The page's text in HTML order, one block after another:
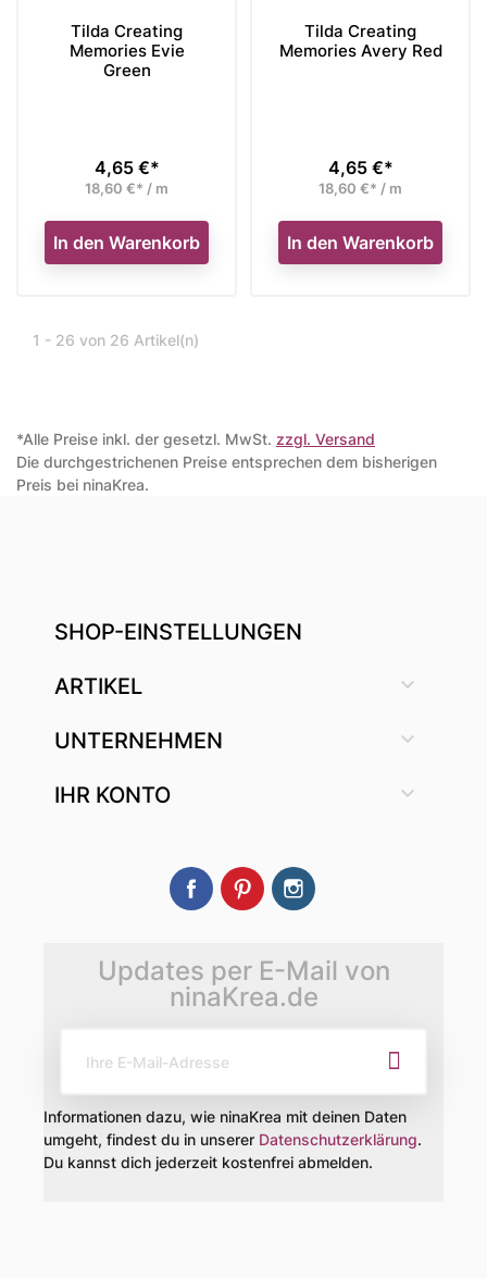
Tilda Creating
Memories Evie
Green
Preis
4,65 €*
18,60 €* / m
In den Warenkorb
Tilda Creating
Memories Avery Red
Preis
4,65 €*
18,60 €* / m
In den Warenkorb
1 - 26 von 26 Artikel(n)
*Alle Preise inkl. der gesetzl. MwSt. zzgl. Versand
Die durchgestrichenen Preise entsprechen dem bisherigen
Preis bei ninaKrea.
SHOP-EINSTELLUNGEN
ARTIKEL 
UNTERNEHMEN 
IHR KONTO 
FacebookPinterest
Updates per E-Mail von
ninaKrea.de
Informationen dazu, wie ninaKrea mit deinen Daten
umgeht, findest du in unserer Datenschutzerklärung.
Du kannst dich jederzeit kostenfrei abmelden.